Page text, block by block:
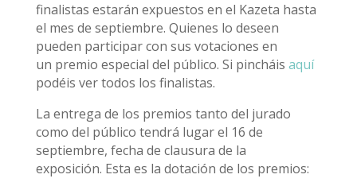
finalistas estarán expuestos en el Kazeta hasta
el mes de septiembre. Quienes lo deseen
pueden participar con sus votaciones en
un premio especial del público. Si pincháis aquí
podéis ver todos los finalistas.
La entrega de los premios tanto del jurado
como del público tendrá lugar el 16 de
septiembre, fecha de clausura de la
exposición. Esta es la dotación de los premios: